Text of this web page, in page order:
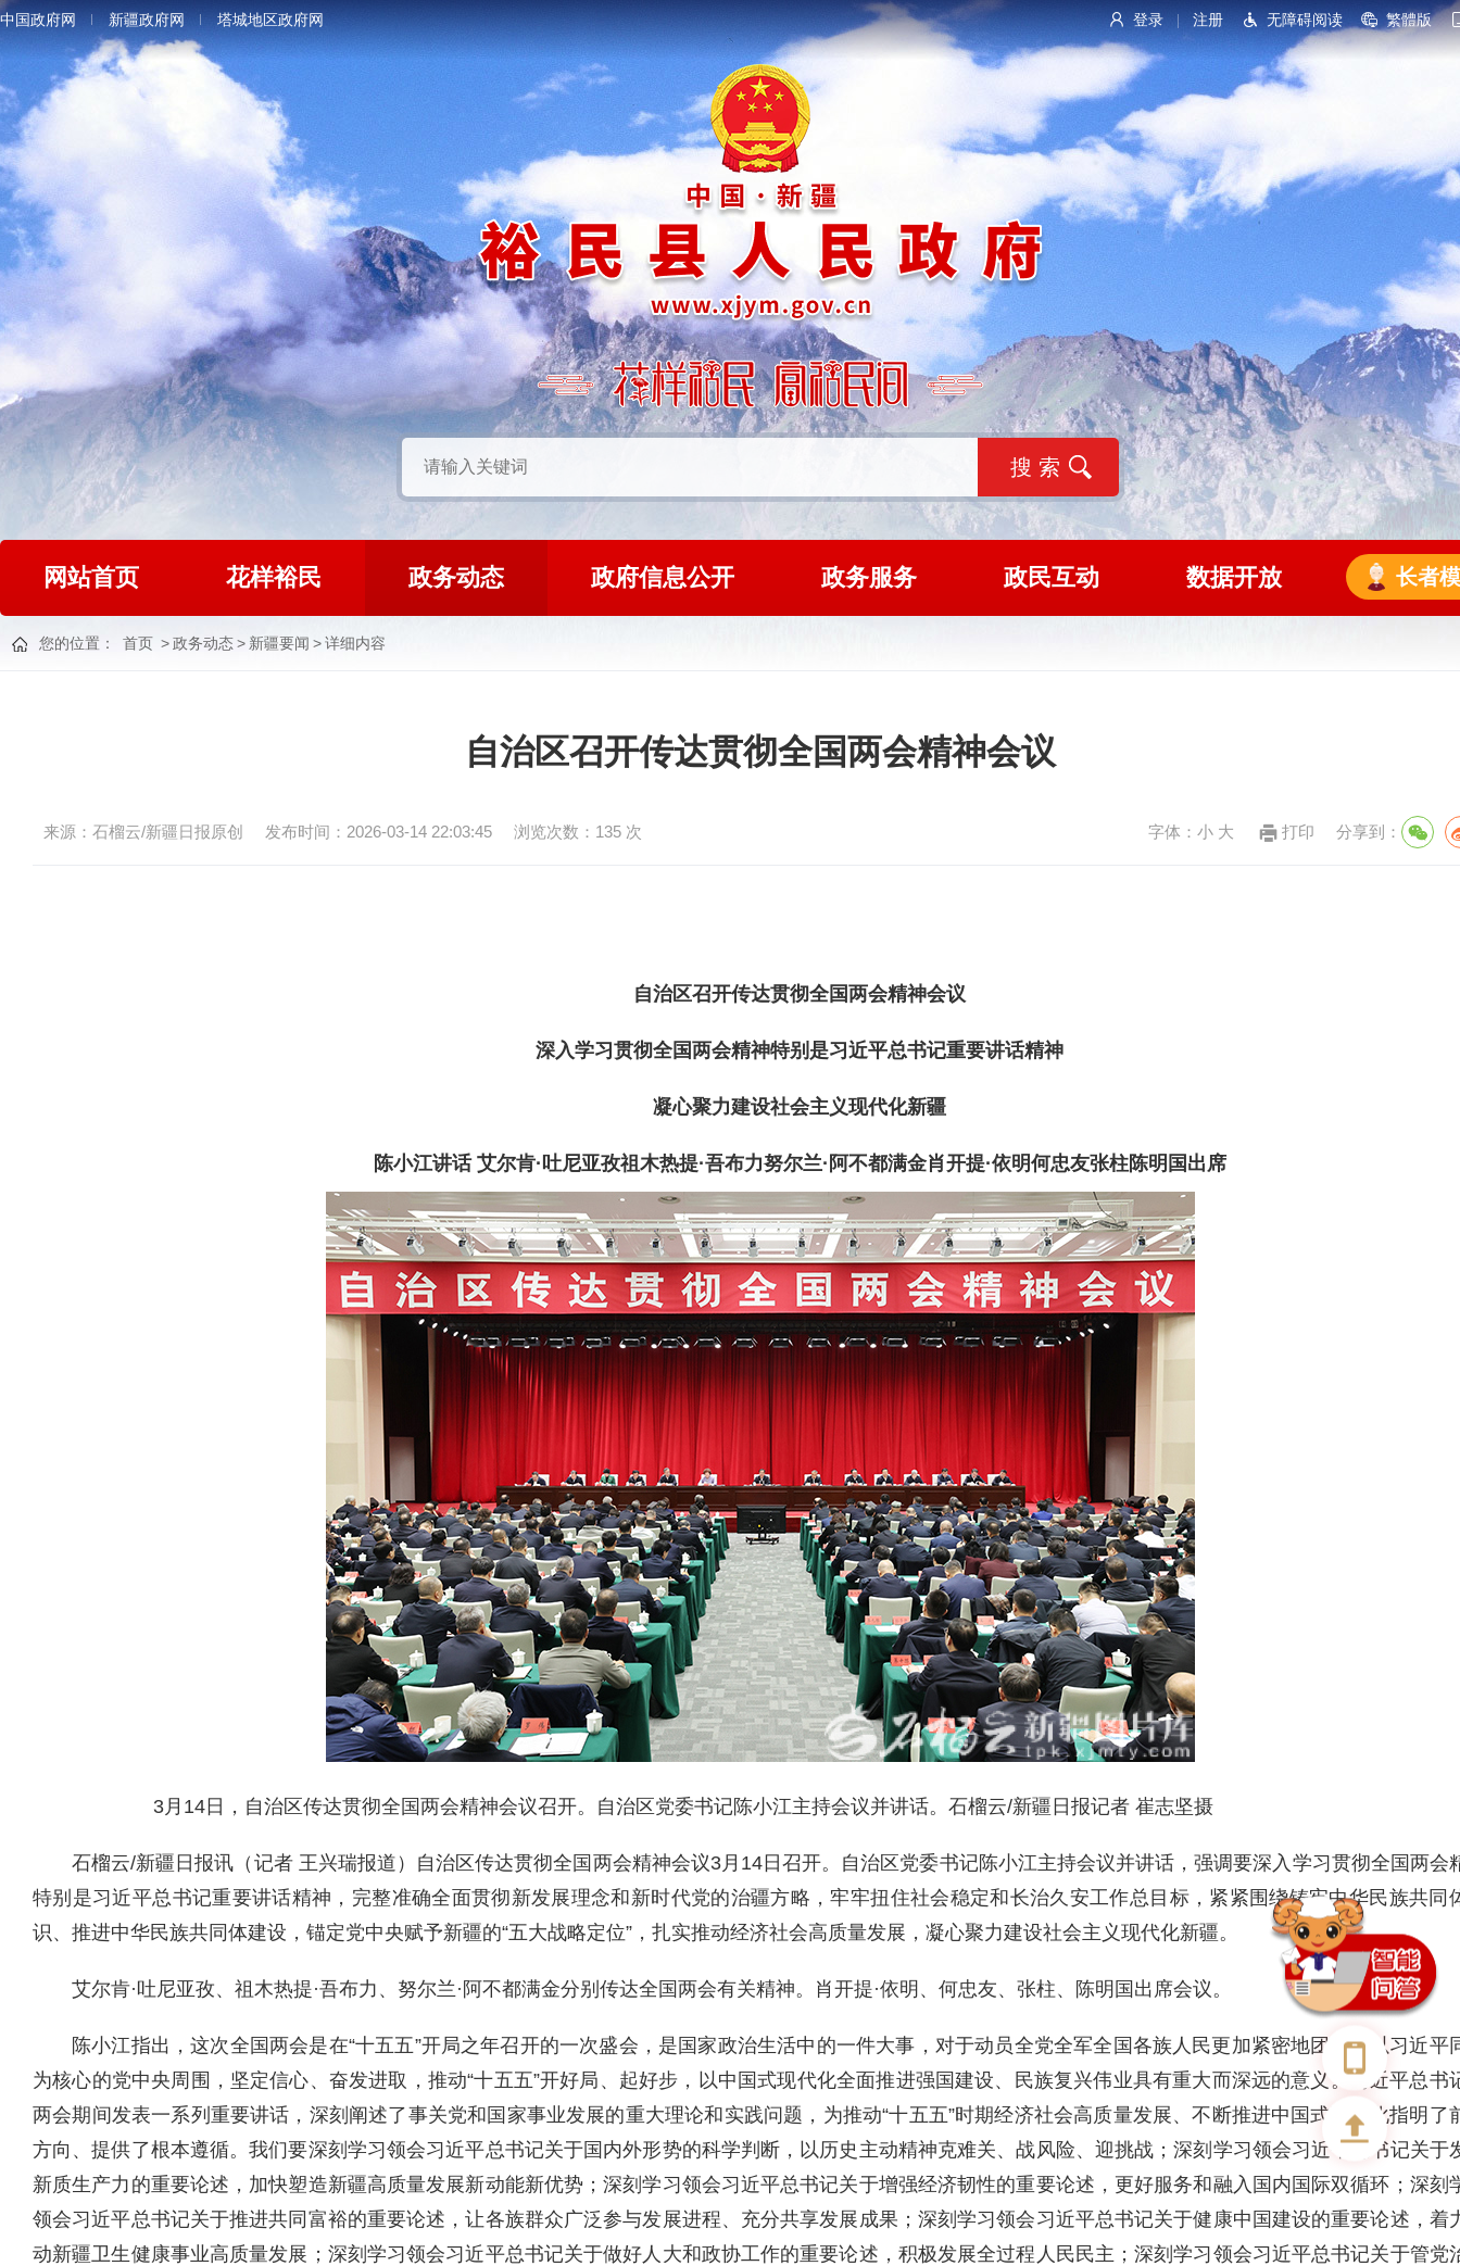
登录 注册 无障碍阅读 繁體版
中国政府网 新疆政府网 塔城地区政府网
网站首页 花样裕民 政务动态 政府信息公开 政务服务 政民互动 数据开放 长者
您的位置： 首页 >政务动态> 新疆要闻 >详细内容
自治区召开传达贯彻全国两会精神会议
来源：石榴云/新疆日报原创 发布时间：2026-03-14 22:03:45 浏览次数： 135 次 字体： 小 大 打印 分享到：
自治区召开传达贯彻全国两会精神会议
深入学习贯彻全国两会精神特别是习近平总书记重要讲话精神
凝心聚力建设社会主义现代化新疆
陈小江讲话 艾尔肯·吐尼亚孜祖木热提·吾布力努尔兰·阿不都满金肖开提·依明何忠友张柱陈明国出席
3月14日，自治区传达贯彻全国两会精神会议召开。自治区党委书记陈小江主持会议并讲话。石榴云/新疆日报记者 崔志坚摄
石榴云/新疆日报讯（记者 王兴瑞报道）自治区传达贯彻全国两会精神会议3月14日召开。自治区党委书记陈小江主持会议并讲话，强调要深入学习贯彻全国两会
特别是习近平总书记重要讲话精神，完整准确全面贯彻新发展理念和新时代党的治疆方略，牢牢扭住社会稳定和长治久安工作总目标，紧紧围绕铸牢中华民族共同
识、推进中华民族共同体建设，锚定党中央赋予新疆的“五大战略定位”，扎实推动经济社会高质量发展，凝心聚力建设社会主义现代化新疆。
艾尔肯·吐尼亚孜、祖木热提·吾布力、努尔兰·阿不都满金分别传达全国两会有关精神。肖开提·依明、何忠友、张柱、陈明国出席会议。
陈小江指出，这次全国两会是在“十五五”开局之年召开的一次盛会，是国家政治生活中的一件大事，对于动员全党全军全国各族人民更加紧密地团结在以习近平
为核心的党中央周围，坚定信心、奋发进取，推动“十五五”开好局、起好步，以中国式现代化全面推进强国建设、民族复兴伟业具有重大而深远的意义。习近平总书
两会期间发表一系列重要讲话，深刻阐述了事关党和国家事业发展的重大理论和实践问题，为推动“十五五”时期经济社会高质量发展、不断推进中国式现代化指明了
方向、提供了根本遵循。我们要深刻学习领会习近平总书记关于国内外形势的科学判断，以历史主动精神克难关、战风险、迎挑战；深刻学习领会习近平总书记关于
新质生产力的重要论述，加快塑造新疆高质量发展新动能新优势；深刻学习领会习近平总书记关于增强经济韧性的重要论述，更好服务和融入国内国际双循环；深刻
领会习近平总书记关于推进共同富裕的重要论述，让各族群众广泛参与发展进程、充分共享发展成果；深刻学习领会习近平总书记关于健康中国建设的重要论述，着
动新疆卫生健康事业高质量发展；深刻学习领会习近平总书记关于做好人大和政协工作的重要论述，积极发展全过程人民民主；深刻学习领会习近平总书记关于管党